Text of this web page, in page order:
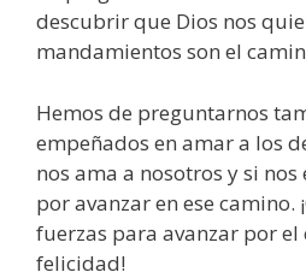
descubrir que Dios nos
mandamientos son el
Hemos de preguntarnos
empeñados en amar a los
nos ama a nosotros y si
por avanzar en ese camino.
fuerzas para avanzar por el
felicidad!